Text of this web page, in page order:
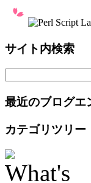
サイト内検索
最近のブログエ
カテゴリツリー